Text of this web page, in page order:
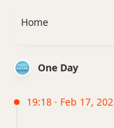
One Day
19:18 · Feb 17,
Home